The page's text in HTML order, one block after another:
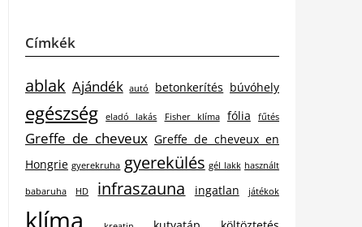
Címkék
ablak Ajándék autó betonkerítés búvóhely
egészség eladó lakás Fisher klíma fólia fűtés
Greffe de cheveux Greffe de cheveux en
Hongrie gyerekruha gyerekülés gél lakk használt
babaruha HD infraszauna ingatlan játékok
klíma